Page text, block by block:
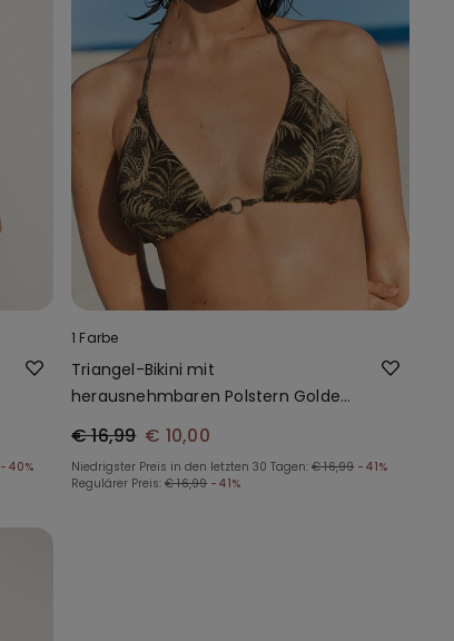
-40%
1 Farbe
Triangel-Bikini mit
herausnehmbaren Polstern Golden
€ 16,99 € 10,00
Niedrigster Preis in den letzten 30 Tagen: € 16,99 -41%
Regulärer Preis: € 16,99 -41%